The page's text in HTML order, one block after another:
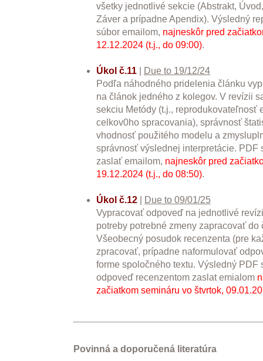
všetky jednotlivé sekcie (Abstrakt,
Záver a prípadne Apendix). Výsledný
súbor emailom, najneskôr pred
12.12.2024 (t.j., do 09:00).
Úkol č.11
Due to 19/12/24
Podľa náhodného pridelenia článku
na článok jedného z kolegov. V revízii
sekciu Metódy (t.j., reprodukovateľnosť
celkov0ho spracovania), správnosť
vhodnosť použitého modelu a
správnosť výslednej interpretácie. PDF
zaslať emailom, najneskôr pred
19.12.2024 (t.j., do 08:50).
Úkol č.12
Due to 09/01/25
Vypracovať odpoveď na jednotlivé
potreby potrebné zmeny zapracovať do
Všeobecný posudok recenzenta (pre
zpracovať, prípadne naformulovať
forme spoločného textu. Výsledný PDF
odpoveď recenzentom zaslat emialom
začiatkom semináru vo štvrtok,
Povinná a doporučená literatúra